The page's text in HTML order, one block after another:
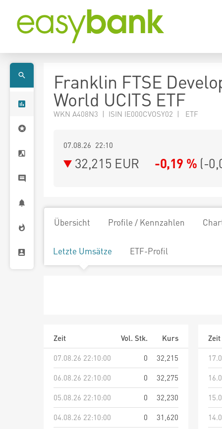
Franklin FTSE
World UCITS ETF
WKN A408N3 | ISIN IE000CVOSY02 | ETF
07.08.26 22:10
32,215 EUR -0,19 % (-
Übersicht Profile / Kennzahlen
Letzte Umsätze ETF-Profil
Zeit Vol. Stk.
Kurs
07.08.26 22:10:00
0
32,215
06.08.26 22:10:00
0
32,275
05.08.26 22:10:00
0
32,230
04.08.26 22:10:00
0
31,620
Zeit